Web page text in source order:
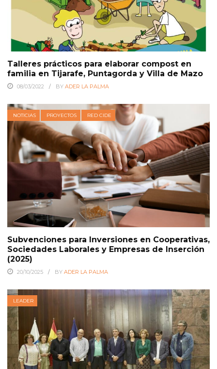
Talleres prácticos para elaborar compost en
familia en Tijarafe, Puntagorda y Villa de Mazo
08/03/2022 BY ADER LA PALMA
NOTICIAS PROYECTOS RED CIDE
Subvenciones para Inversiones en Cooperativas,
Sociedades Laborales y Empresas de Inserción
(2025)
20/10/2025 BY ADER LA PALMA
LEADER